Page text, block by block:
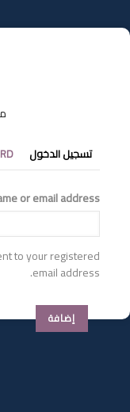
إلى
المحتوى
التبويبات
الأساسية
تسجيل الدخول
or email address
to your registered
email address.